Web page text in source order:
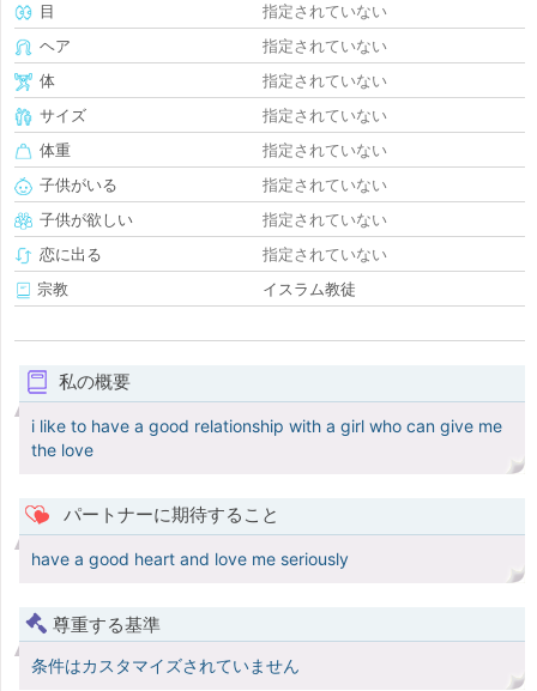
目
指定されていない
ヘア
指定されていない
体
指定されていない
サイズ
指定されていない
体重
指定されていない
子供がいる
指定されていない
子供が欲しい
指定されていない
恋に出る
指定されていない
宗教
イスラム教徒
私の概要
i like to have a good relationship with a girl who can give me
the love
パートナーに期待すること
have a good heart and love me seriously
尊重する基準
条件はカスタマイズされていません